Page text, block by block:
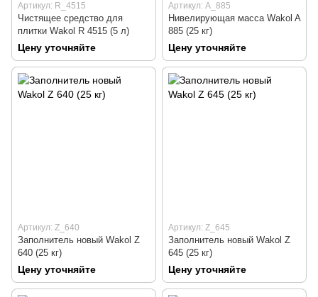
Артикул: R_4515
Чистящее средство для
плитки Wakol R 4515 (5 л)
Цену уточняйте
Артикул: A_885
Нивелирующая масса Wakol A
885 (25 кг)
Цену уточняйте
Артикул: Z_640
Заполнитель новый Wakol Z
640 (25 кг)
Цену уточняйте
Артикул: Z_645
Заполнитель новый Wakol Z
645 (25 кг)
Цену уточняйте